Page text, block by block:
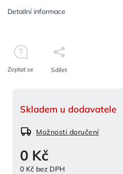
0 Kč
0 Kč bez DPH
Skladem u dodavatele
Možnosti doručení
Detailní informace
Zeptat se Sdílet